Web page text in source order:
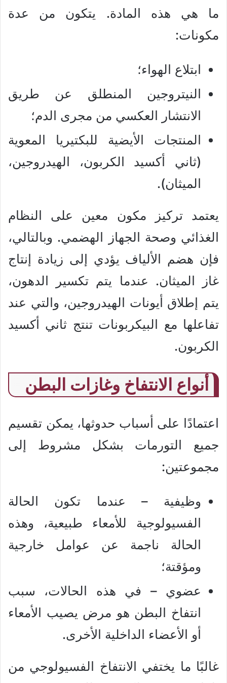
ما هي هذه المادة. يتكون من عدة
مكونات:
ابتلاع الهواء؛
النيتروجين المنطلق عن طريق
الانتشار العكسي من مجرى الدم؛
المنتجات الأيضية للبكتيريا المعوية
(ثاني أكسيد الكربون، الهيدروجين،
الميثان).
يعتمد تركيز مكون معين على النظام
الغذائي وصحة الجهاز الهضمي. وبالتالي،
فإن هضم الألياف يؤدي إلى زيادة إنتاج
غاز الميثان. عندما يتم تكسير الدهون،
يتم إطلاق أيونات الهيدروجين، والتي عند
تفاعلها مع البيكربونات تنتج ثاني أكسيد
الكربون.
أنواع الانتفاخ وغازات البطن
اعتمادًا على أسباب حدوثها، يمكن تقسيم
جميع التورمات بشكل مشروط إلى
مجموعتين:
وظيفية – عندما تكون الحالة
الفسيولوجية للأمعاء طبيعية، وهذه
الحالة ناجمة عن عوامل خارجية
ومؤقتة؛
عضوي – في هذه الحالات، سبب
انتفاخ البطن هو مرض يصيب الأمعاء
أو الأعضاء الداخلية الأخرى.
غالبًا ما يختفي الانتفاخ الفسيولوجي من